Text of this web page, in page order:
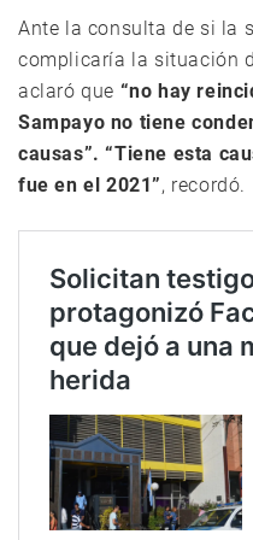
Ante la consulta de si la
complicaría la situación
aclaró que “no hay
Sampayo no tiene
causas”. “Tiene esta
fue en el 2021”, recordó.